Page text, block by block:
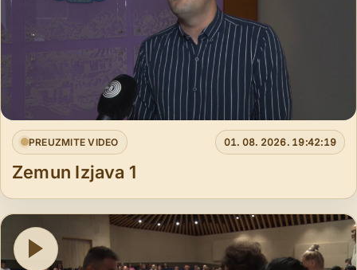
PREUZMITE VIDEO 01. 08. 2026. 19:42:19
Zemun Izjava 1